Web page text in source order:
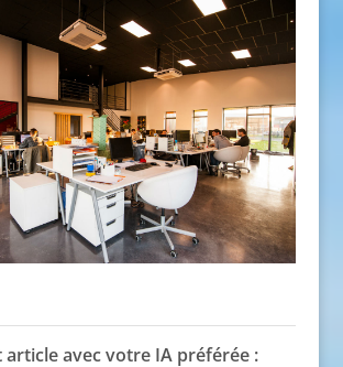
article avec votre IA préférée :